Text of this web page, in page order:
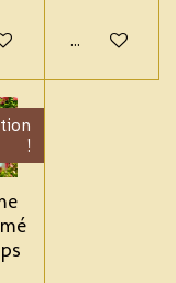
au panierAjouter au
!